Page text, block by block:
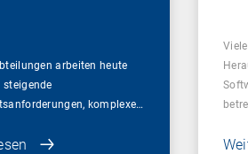
arbeiten heute
komplexe…